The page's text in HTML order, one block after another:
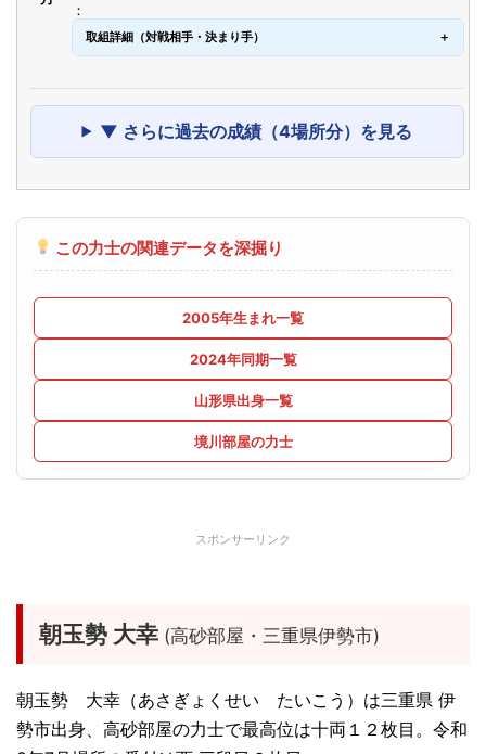
取組詳細（対戦相手・決まり手）
▼ さらに過去の成績（4場所分）を見る
この力士の関連データを深掘り
2005年生まれ一覧
2024年同期一覧
山形県出身一覧
境川部屋の力士
スポンサーリンク
朝玉勢 大幸 (高砂部屋・三重県伊勢市)
朝玉勢 大幸（あさぎょくせい たいこう）は三重県 伊
勢市出身、高砂部屋の力士で最高位は十両１２枚目。令和